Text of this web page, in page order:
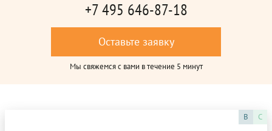
+7 495 646-87-18
Оставьте заявку
Мы свяжемся с вами в течение 5 минут
B C